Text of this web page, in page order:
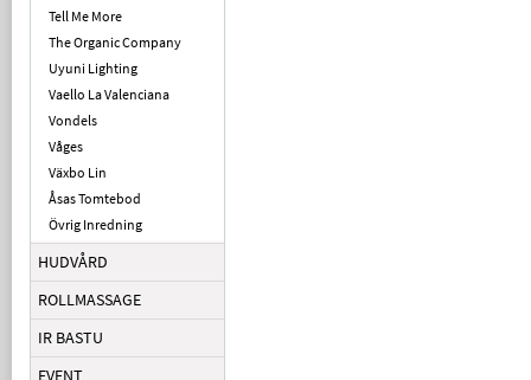
Tell Me More
The Organic Company
Uyuni Lighting
Vaello La Valenciana
Vondels
Våges
Växbo Lin
Åsas Tomtebod
Övrig Inredning
HUDVÅRD
ROLLMASSAGE
IR BASTU
EVENT